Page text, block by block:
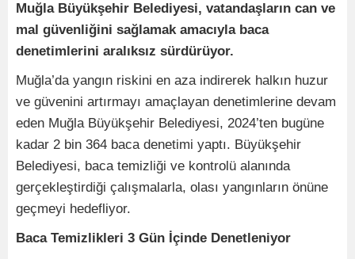
Muğla Büyükşehir Belediyesi, vatandaşların can ve
mal güvenliğini sağlamak amacıyla baca
denetimlerini aralıksız sürdürüyor.
Muğla’da yangın riskini en aza indirerek halkın huzur
ve güvenini artırmayı amaçlayan denetimlerine devam
eden Muğla Büyükşehir Belediyesi, 2024’ten bugüne
kadar 2 bin 364 baca denetimi yaptı. Büyükşehir
Belediyesi, baca temizliği ve kontrolü alanında
gerçekleştirdiği çalışmalarla, olası yangınların önüne
geçmeyi hedefliyor.
Baca Temizlikleri 3 Gün İçinde Denetleniyor